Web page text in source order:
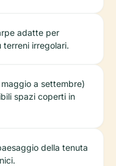
adatte per
terreni irregolari.
a settembre)
spazi coperti in
della tenuta